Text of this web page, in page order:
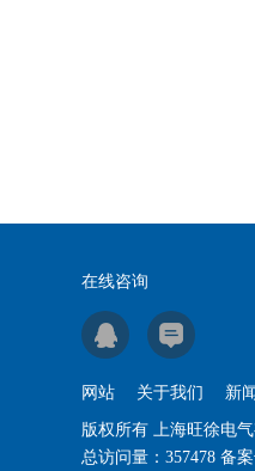
在线咨询
网站 关于我们 新
版权所有 上海旺徐电
总访问量： 357478 备案